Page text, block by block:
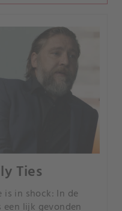
Ties
is in shock: In de
een lijk gevonden